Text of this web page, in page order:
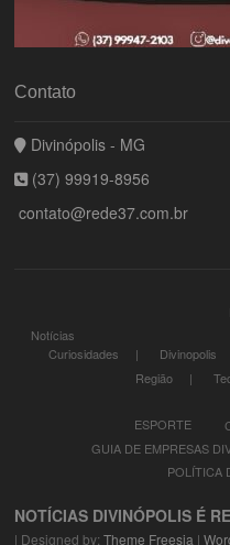
Contato
Divinópolis - MG
(37) 99919-8956
contato@rede37.com.br
Notícias
Curiosidades
Divinopolis
Região
ESPORTE
GUIA DE EMPRESAS
POLÍTICA
NOTÍCIAS DIVINÓPOLIS É
| Designed by:Theme Freesia |